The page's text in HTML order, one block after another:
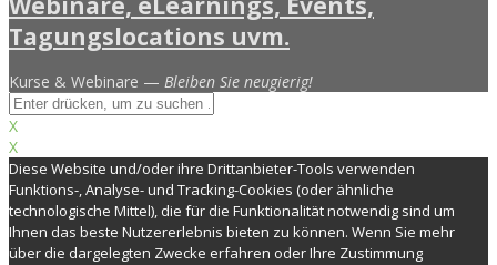
Kurse & Webinare — Bleiben Sie neugierig!
X
X
Diese Website und/oder ihre Drittanbieter-Tools verwenden
Funktions-, Analyse- und Tracking-Cookies (oder ähnliche
technologische Mittel), die für die Funktionalität notwendig sind um
Ihnen das beste Nutzererlebnis bieten zu können. Wenn Sie mehr
über die dargelegten Zwecke erfahren oder Ihre Zustimmung